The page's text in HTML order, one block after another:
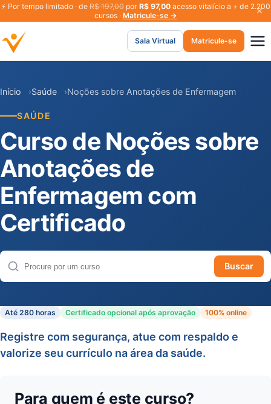
⚡ Por tempo limitado · deR$ 197,00por R$ 97,00acesso vitalício a + de 2.200
cursos · Matricule-se →
Sala Virtual Matricule-se
Início Saúde Noções sobre Anotações de Enfermagem
SAÚDE
Curso de Noções sobre
Anotações de
Enfermagem com
Certificado
Buscar cursos
Buscar
Até 280 horas Certificado opcional após aprovação 100% online
Registre com segurança, atue com respaldo e
valorize seu currículo na área da saúde.
Para quem é este curso?